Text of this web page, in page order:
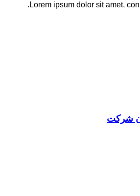
Lorem ipsum dolor sit amet,
شرکت